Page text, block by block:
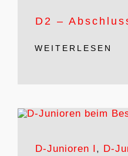
D2 –
WEITERLESEN
D-Junioren I , D-